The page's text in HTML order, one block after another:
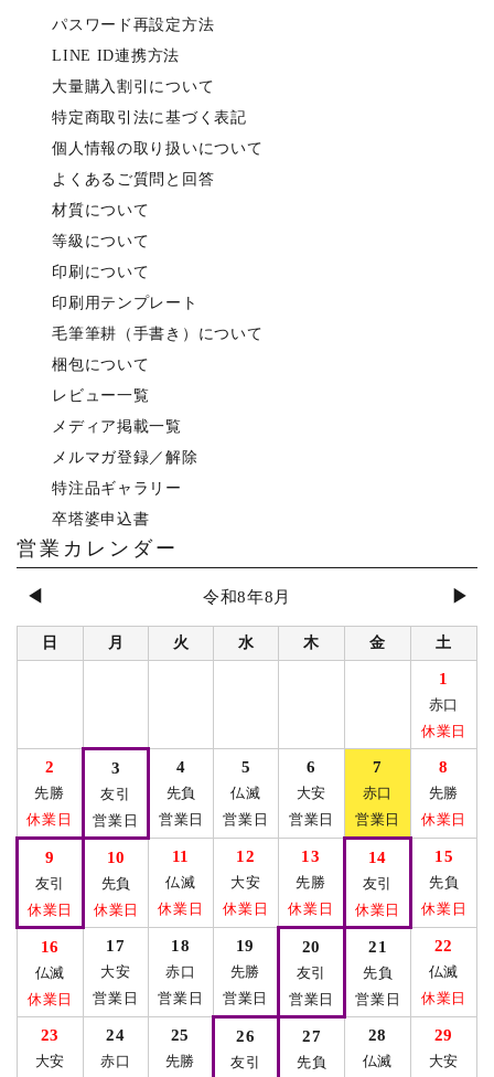
パスワード再設定方法
LINE ID連携方法
大量購入割引について
特定商取引法に基づく表記
個人情報の取り扱いについて
よくあるご質問と回答
材質について
等級について
印刷について
印刷用テンプレート
毛筆筆耕（手書き）について
梱包について
レビュー一覧
メディア掲載一覧
メルマガ登録／解除
特注品ギャラリー
卒塔婆申込書
営業カレンダー
◀ 令和8年8月 ▶
日 月 火 水 木 金 土
1
赤口
休業日
2
先勝
休業日
3
友引
営業日
4
先負
営業日
5
仏滅
営業日
6
大安
営業日
7
赤口
営業日
8
先勝
休業日
9
友引
休業日
10
先負
休業日
11
仏滅
休業日
12
大安
休業日
13
先勝
休業日
14
友引
休業日
15
先負
休業日
16
仏滅
休業日
17
大安
営業日
18
赤口
営業日
19
先勝
営業日
20
友引
営業日
21
先負
営業日
22
仏滅
休業日
23
大安
24
赤口
25
先勝
26
友引
27
先負
28
仏滅
29
大安